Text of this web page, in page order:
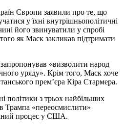
Європи заявили про те, що
у їхні внутрішньополітичні
його звинуватили у спробі
як Маск закликав підтримати
«визволити народ
уряду». Крім того, Маск хоче
прем’єра Кіра Стармера.
політики з трьох найбільших
Трампа «переосмислити»
процес у США.